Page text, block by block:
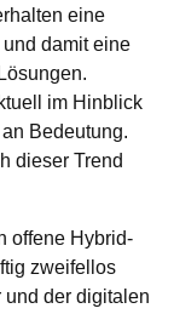
eine
damit eine
im Hinblick
Bedeutung.
dieser Trend
offene Hybrid-
zweifellos
und der digitalen